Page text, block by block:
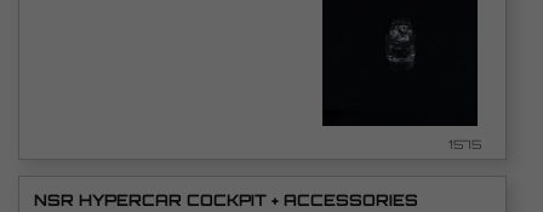
1575
NSR HYPERCAR COCKPIT + ACCESSORIES